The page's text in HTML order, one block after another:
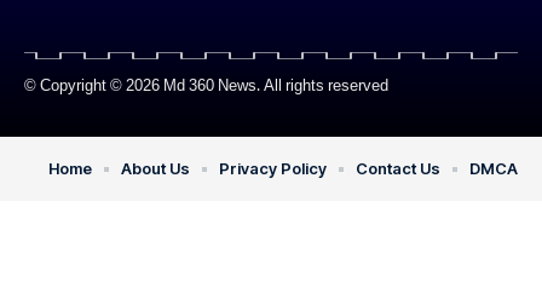
© Copyright © 2026 Md 360 News. All rights reserved
Home About Us Privacy Policy Contact Us DMCA